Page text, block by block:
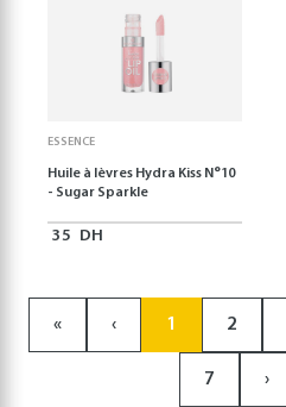
ESSENCE
Huile à lèvres Hydra Kiss N°10
- Sugar Sparkle
35 DH
« ‹ 1 2
7 ›